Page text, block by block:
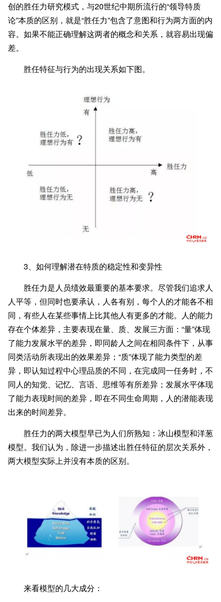
创的胜任力研究模式，与20世纪中期所流行的“领导特质
论”本质的区别，就是“胜任力”包含了意图和行为两方面的内
容。如果不能正确理解这两者的概念和关系，就容易出现偏
差。
胜任特征与行为的出现关系如下图。
3、如何理解潜在特质的稳定性和变异性
胜任力是人员绩效最重要的基本要求。尽管我们追求人
人平等，但同时也要承认，人各有别，每个人的才能各不相
同，有些人在某些事情上比其他人有更多的才能。人的能力
存在个体差异，主要表现在量、质、发展三方面：“量”体现
了能力发展水平的差异，即同龄人之间在相同条件下，从事
同类活动所表现出的效果差异；“质”体现了能力类型的差
异，即认知过程中心理品质的不同，在完成同一任务时，不
同人的知觉、记忆、言语、思维等有所差异；发展水平体现
了能力表现时间的差异，即在不同生命周期，人的潜能表现
出来的时间差异。
胜任力的两大模型早已为人们所熟知：冰山模型和洋葱
模型。我们认为，除进一步描述出胜任特征的层次关系外，
两大模型实际上并没有本质的区别。
来看模型的几大成分：